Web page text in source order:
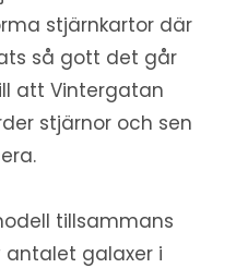
stjärnkartor där
så gott det går
att Vintergatan
stjärnor och sen
tillsammans
galaxer i